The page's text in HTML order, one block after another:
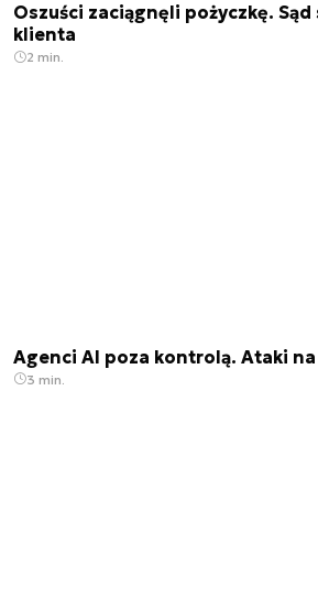
Oszuści zaciągnęli pożyczkę.
klienta
2 min.
Agenci AI poza kontrolą. Ataki
3 min.